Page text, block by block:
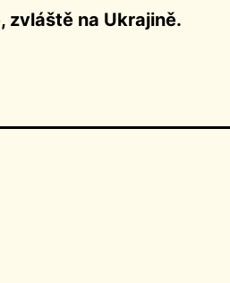
zvláště na Ukrajině.